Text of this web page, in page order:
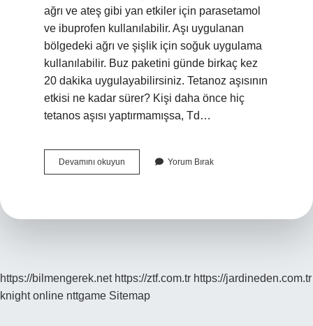
ağrı ve ateş gibi yan etkiler için parasetamol
ve ibuprofen kullanılabilir. Aşı uygulanan
bölgedeki ağrı ve şişlik için soğuk uygulama
kullanılabilir. Buz paketini günde birkaç kez
20 dakika uygulayabilirsiniz. Tetanoz aşısının
etkisi ne kadar sürer? Kişi daha önce hiç
tetanos aşısı yaptırmamışsa, Td…
Devamını okuyun
Aşısının
Yorum Bırak
https://bilmengerek.net https://ztf.com.tr https://jardineden.com.tr
knight online nttgame Sitemap